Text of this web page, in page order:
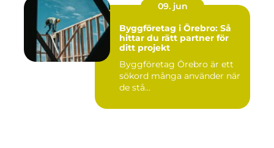
09. jun
Byggföretag i Örebro: Så
hittar du rätt partner för
ditt projekt
Byggföretag Örebro är ett
sökord många använder när
de stå...